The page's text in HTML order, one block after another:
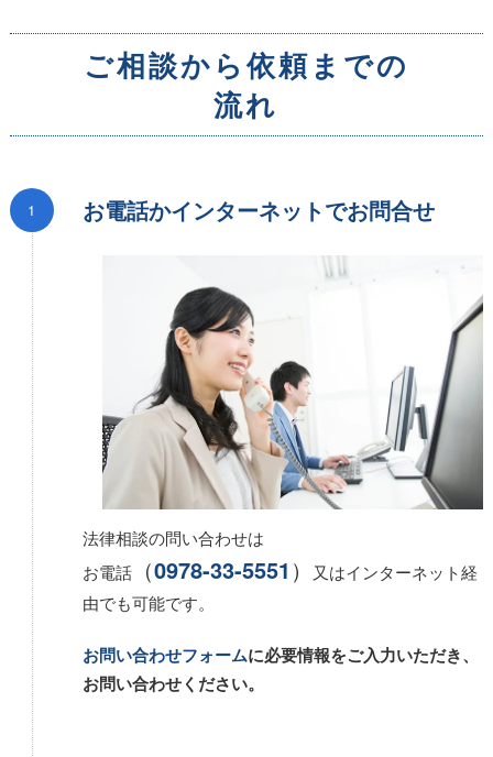
ご相談から依頼までの
流れ
お電話かインターネットでお問合せ
法律相談の問い合わせは
お電話（0978-33-5551 ）
又はインターネット経
由でも可能です。
お問い合わせフォームに必要情報をご入力いただき、
お問い合わせください。